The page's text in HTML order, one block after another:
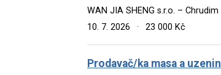
WAN JIA SHENG s.r.o. – Chrudim
10. 7. 2026
· 23 000 Kč
Prodavač/ka masa a uzenin